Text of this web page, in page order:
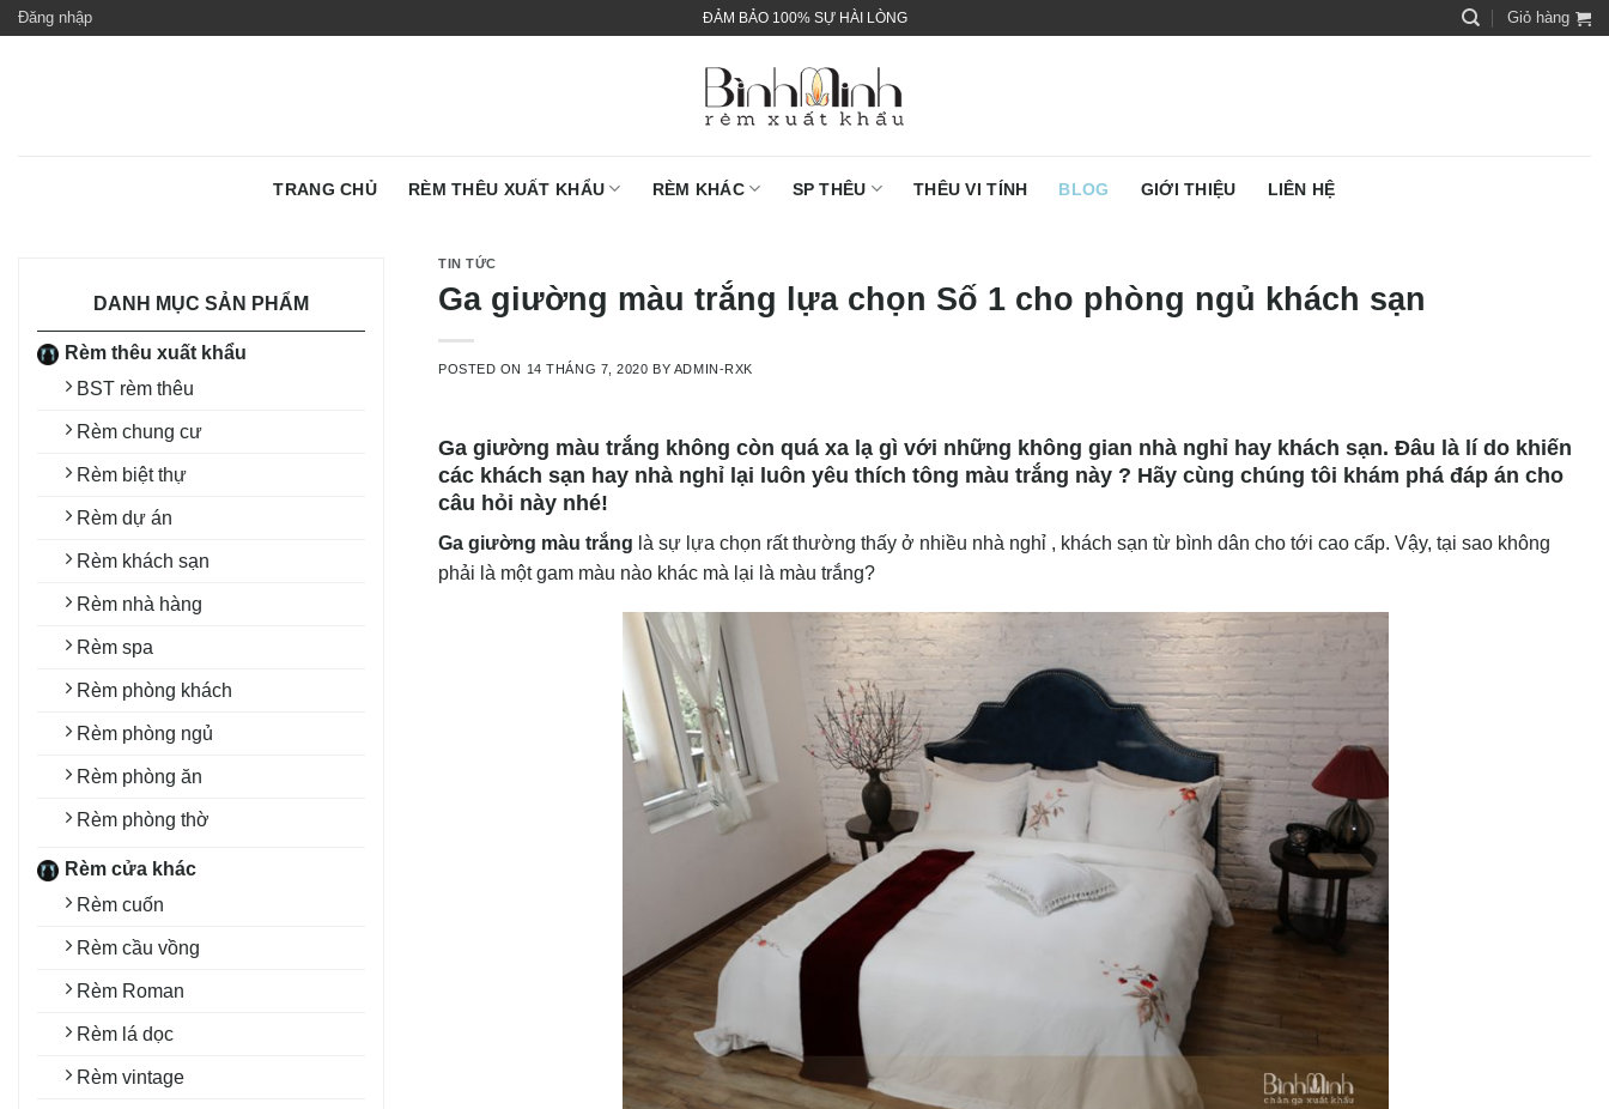
SkipĐăng nhập ĐẢM BẢO 100% SỰ HÀI LÒNG Giỏ hàng
TRANG CHỦ RÈM THÊU XUẤT KHẨU RÈM KHÁC SP THÊU THÊU VI TÍNH BLOG GIỚI THIỆU LIÊN HỆ
DANH MỤC SẢN PHẨM
Rèm thêu xuất khẩu
BST rèm thêu
Rèm chung cư
Rèm biệt thự
Rèm dự án
Rèm khách sạn
Rèm nhà hàng
Rèm spa
Rèm phòng khách
Rèm phòng ngủ
Rèm phòng ăn
Rèm phòng thờ
Rèm cửa khác
Rèm cuốn
Rèm cầu vồng
Rèm Roman
Rèm lá dọc
Rèm vintage
TIN TỨC
Ga giường màu trắng lựa chọn Số 1 cho phòng ngủ khách sạn
POSTED ON 14 THÁNG 7, 2020 BY ADMIN-RXK
Ga giường màu trắng không còn quá xa lạ gì với những không gian nhà nghỉ hay khách sạn. Đâu là lí do khiến
các khách sạn hay nhà nghỉ lại luôn yêu thích tông màu trắng này ? Hãy cùng chúng tôi khám phá đáp án cho
câu hỏi này nhé!
Ga giường màu trắng là sự lựa chọn rất thường thấy ở nhiều nhà nghỉ , khách sạn từ bình dân cho tới cao cấp. Vậy, tại sao không
phải là một gam màu nào khác mà lại là màu trắng?